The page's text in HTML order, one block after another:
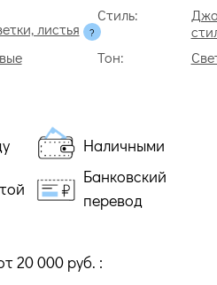
листья
Стиль:
Тон:
Наличными
Банковский
перевод
20 000 руб. :